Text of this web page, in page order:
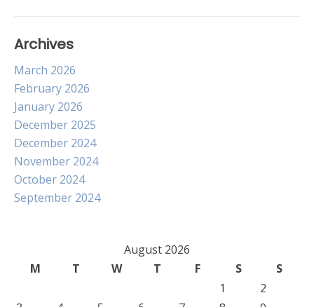
Archives
March 2026
February 2026
January 2026
December 2025
December 2024
November 2024
October 2024
September 2024
August 2026
M
T W T F S
S
1
2